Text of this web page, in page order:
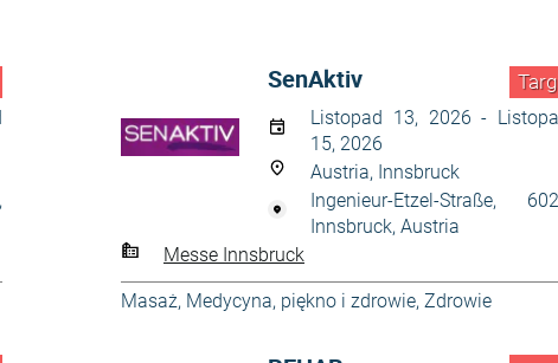
SenAktiv
Listopad 13, 2026 -
15, 2026
Austria, Innsbruck
Ingenieur-Etzel-Straße,
Innsbruck, Austria
Messe Innsbruck
Masaż, Medycyna, piękno i zdrowie, Zdrowie